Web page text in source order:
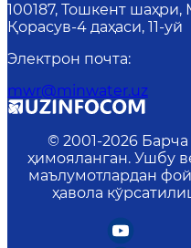
100187, Тошкент
Қорасув-4 даҳаси, 11-уй
Электрон почта:
mwr@minwater.uz
© 2001-2026 Барча
ҳимояланган. Ушбу
маълумотлардан
ҳавола